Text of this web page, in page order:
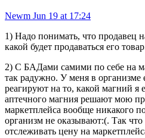
Newm Jun 19 at 17:24
1) Надо понимать, что продавец
какой будет продаваться его
2) С БАДами самими по себе на
так радужно. У меня в
реагируют на то, какой магний я
аптечного магния решают мою
маркетплейса вообще никакого
организм не оказывают:(. Так
отслеживать цену на